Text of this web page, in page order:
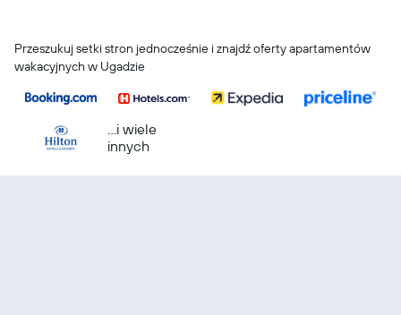
Przeszukuj setki stron jednocześnie i znajdź oferty apartamentów
wakacyjnych w Ugadzie
...i wiele
innych